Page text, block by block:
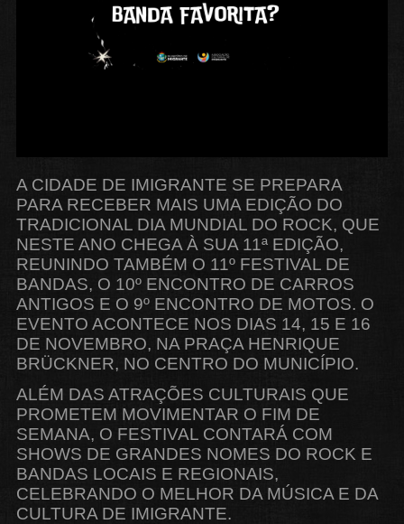
A CIDADE DE IMIGRANTE SE PREPARA
PARA RECEBER MAIS UMA EDIÇÃO DO
TRADICIONAL DIA MUNDIAL DO ROCK, QUE
NESTE ANO CHEGA À SUA 11ª EDIÇÃO,
REUNINDO TAMBÉM O 11º FESTIVAL DE
BANDAS, O 10º ENCONTRO DE CARROS
ANTIGOS E O 9º ENCONTRO DE MOTOS. O
EVENTO ACONTECE NOS DIAS 14, 15 E 16
DE NOVEMBRO, NA PRAÇA HENRIQUE
BRÜCKNER, NO CENTRO DO MUNICÍPIO.
ALÉM DAS ATRAÇÕES CULTURAIS QUE
PROMETEM MOVIMENTAR O FIM DE
SEMANA, O FESTIVAL CONTARÁ COM
SHOWS DE GRANDES NOMES DO ROCK E
BANDAS LOCAIS E REGIONAIS,
CELEBRANDO O MELHOR DA MÚSICA E DA
CULTURA DE IMIGRANTE.